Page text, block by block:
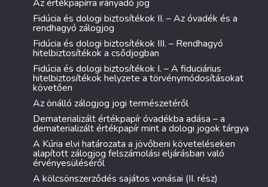
Az értékpapírra irányadó jog
Fidúcia és dologi biztosítékok II. – Az óvadék és a
rendhagyó zálogjog
Fidúcia és dologi biztosítékok III. – Rendhagyó
hitelbiztosítékok a csődjogban
Fidúcia és dologi biztosítékok I. – A fiduciárius
hitelbiztosítékok helyzete a törvénymódosításokat
követően
Az önálló zálogjog jogi természetéről
Dematerializált értékpapír óvadékba adása – a
dematerializált értékpapír mint a dologi jogok tárgya
A Kúria elvi határozata a jövőbeni követeléseken
alapított zálogjog felszámolási eljárásban való
érvényesüléséről
A kölcsönszerződés sajátos vonásai (II. rész)